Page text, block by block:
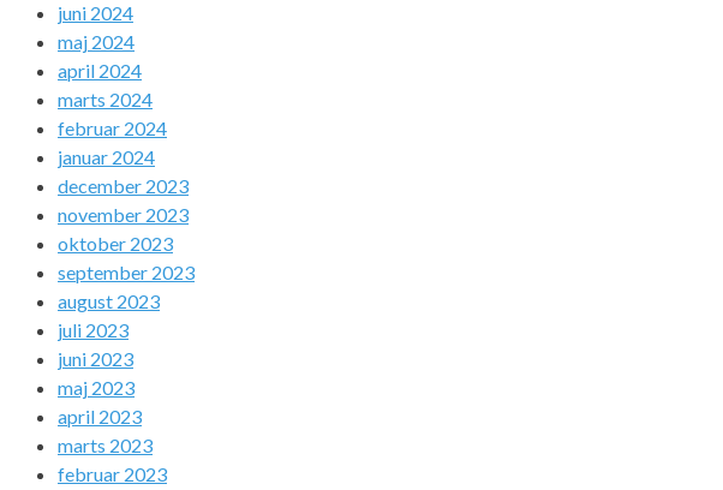
juni 2024
maj 2024
april 2024
marts 2024
februar 2024
januar 2024
december 2023
november 2023
oktober 2023
september 2023
august 2023
juli 2023
juni 2023
maj 2023
april 2023
marts 2023
februar 2023